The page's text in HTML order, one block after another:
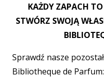
KAŻDY ZAPACH
STWÓRZ SWOJĄ
Sprawdź nasze
Bibliotheque de Parfum: